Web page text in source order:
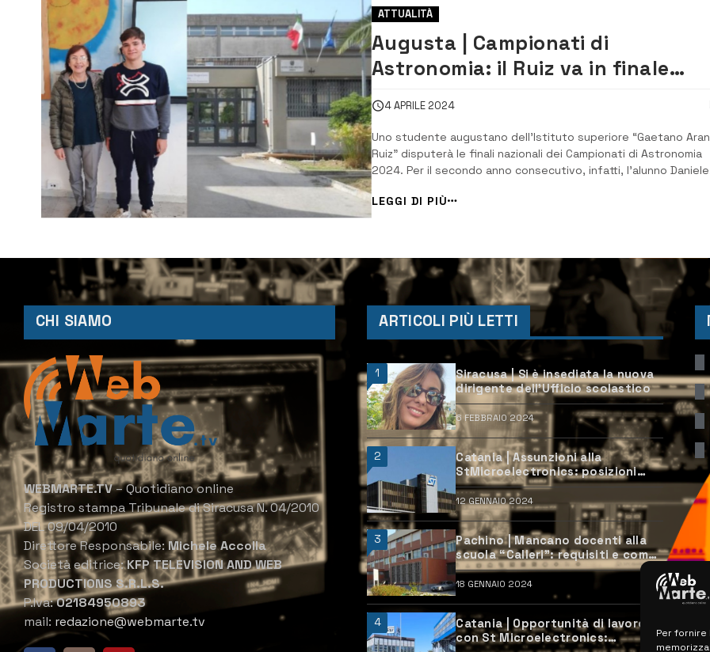
Per
ATTUALITÀ
Augusta | Campionati di
Astronomia: il Ruiz va in finale
nazionale
4 APRILE 2024
Uno studente augustano dell’Istituto superiore “Gaetano
Ruiz” disputerà le finali nazionali dei Campionati di Astronomia
2024. Per il secondo anno consecutivo, infatti, l’alunno Daniele
Gaeta della classe 3 QL del Liceo quadriennale delle Scienze
applicate vola all’ultima fase dei campionati italiani della scienza
naturale ...
LEGGI DI PIÙ
CHI SIAMO
WEBMARTE.TV– Quotidiano online
Registro stampa Tribunale di Siracusa N. 04/2010
DEL 09/04/2010
Direttore Responsabile:Michele Accolla
Società editrice:KFP TELEVISION AND WEB
PRODUCTIONS S.R.L.S.
P.Iva:02184950893
mail: redazione@webmarte.tv
ARTICOLI PIÙ LETTI
1
Siracusa | Si è insediata la nuova
dirigente dell’Ufficio scolastico
6 FEBBRAIO 2024
2
Catania | Assunzioni alla
StMicroelectronics: posizioni
aperte e come candidarsi
12 GENNAIO 2024
3
Pachino | Mancano docenti alla
scuola “Calleri”: requisiti e come
candidarsi
18 GENNAIO 2024
4
Catania | Opportunità di lavoro
con St Microelectronics: